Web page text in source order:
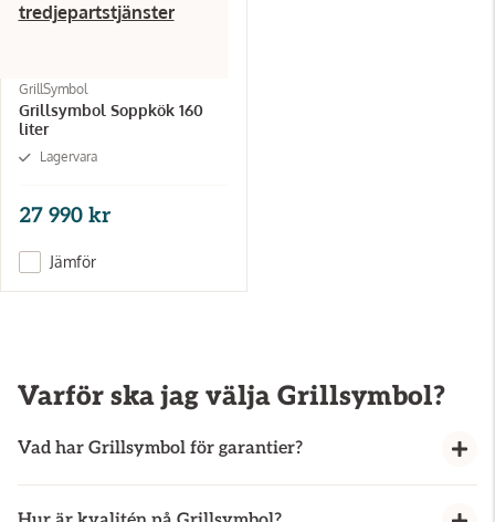
tredjepartstjänster
GrillSymbol
Grillsymbol Soppkök 160
liter
Lagervara
27 990 kr
Jämför
Varför ska jag välja Grillsymbol?
Vad har Grillsymbol för garantier?